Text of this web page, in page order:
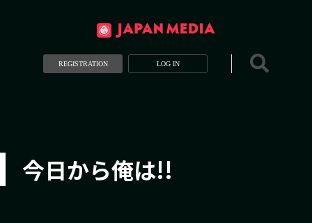
REGISTRATION LOG IN
今日から俺は!!